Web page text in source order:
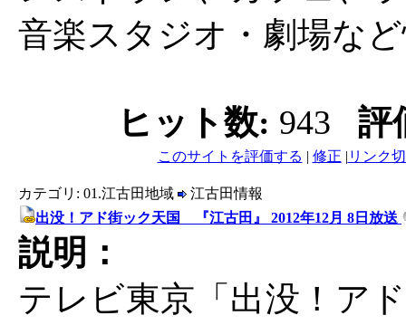
音楽スタジオ・劇場な
ヒット数: 943 評
このサイトを評価する | 修正 | リンク
カテゴリ: 01.江古田地域
江古田情報
出没！アド街ック天国 『江古田』 2012年12月 8日放送
説明：
テレビ東京「出没！ア